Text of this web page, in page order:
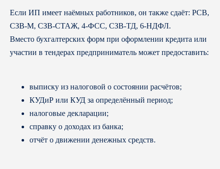
Если ИП имеет наёмных работников, он также сдаёт: РСВ,
СЗВ-М, СЗВ-СТАЖ, 4-ФСС, СЗВ-ТД, 6-НДФЛ.
Вместо бухгалтерских форм при оформлении кредита или
участии в тендерах предприниматель может предоставить:
выписку из налоговой о состоянии расчётов;
КУДиР или КУД за определённый период;
налоговые декларации;
справку о доходах из банка;
отчёт о движении денежных средств.